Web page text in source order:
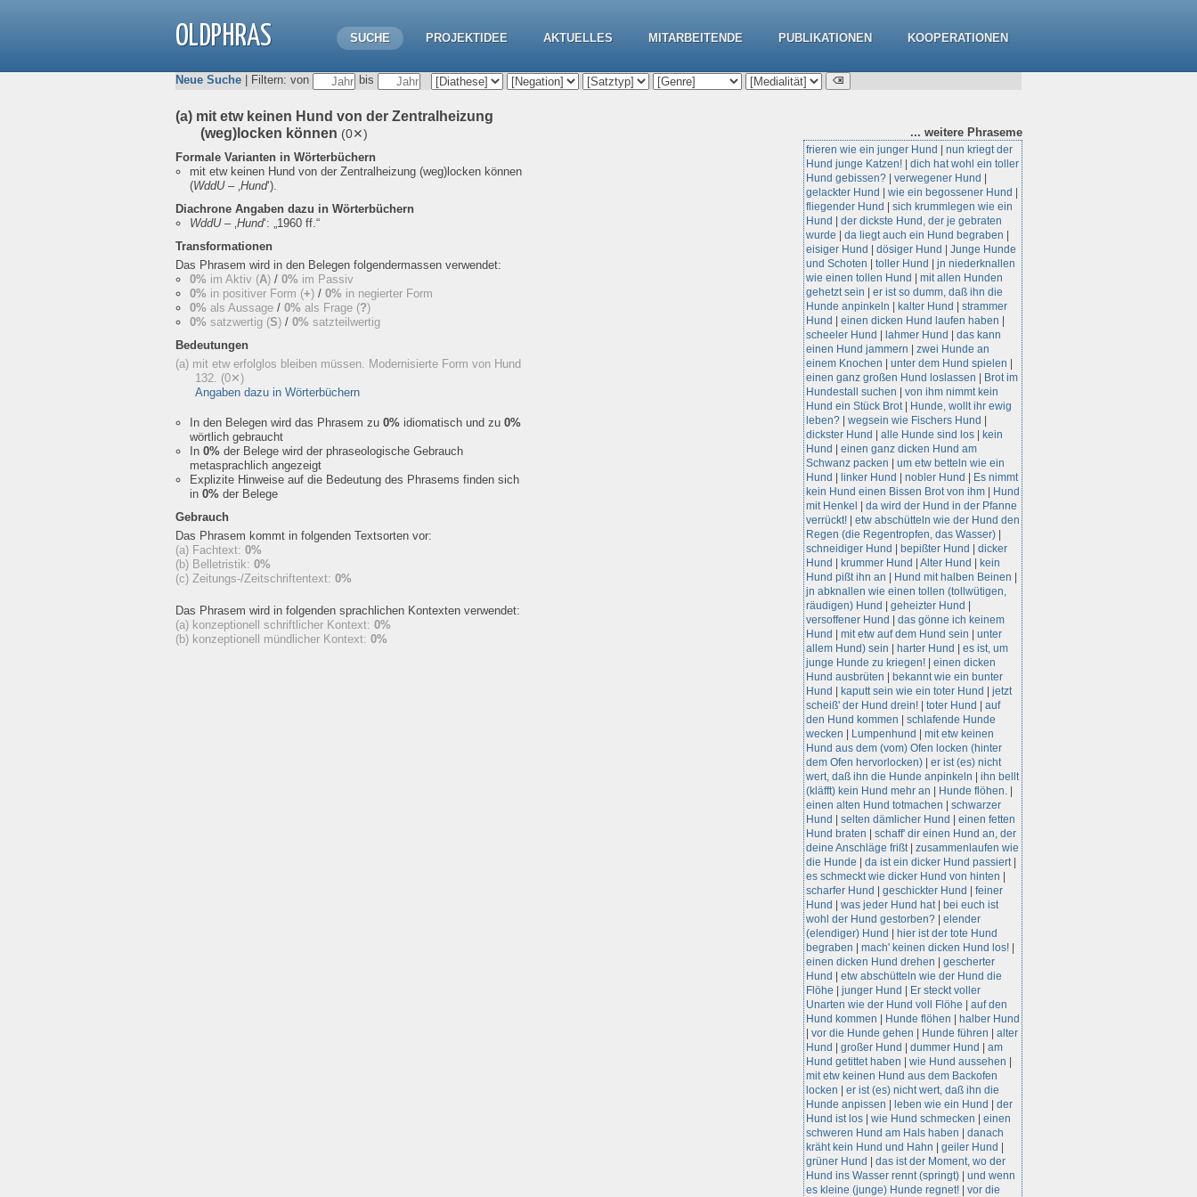
OLDPHRAS SUCHE PROJEKTIDEE AKTUELLES MITARBEITENDE PUBLIKATIONEN KOOPERATIONEN
Neue Suche | Filtern: von bis
(a) mit etw keinen Hund von der Zentralheizung
(weg)locken können (0✕)
Formale Varianten in Wörterbüchern
mit etw keinen Hund von der Zentralheizung (weg)locken können
(WddU– ‚Hund‘).
Diachrone Angaben dazu in Wörterbüchern
WddU– ‚Hund‘: „1960 ff.“
Transformationen
Das Phrasem wird in den Belegen folgendermassen verwendet:
0% im Aktiv (A) / 0% im Passiv
0% in positiver Form (+) / 0% in negierter Form
0% als Aussage / 0% als Frage (?)
0% satzwertig (S) / 0% satzteilwertig
Bedeutungen
(a) mit etw erfolglos bleiben müssen. Modernisierte Form von Hund
132. (0✕)
Angaben dazu in Wörterbüchern
In den Belegen wird das Phrasem zu 0% idiomatisch und zu 0%
wörtlich gebraucht
In 0% der Belege wird der phraseologische Gebrauch
metasprachlich angezeigt
Explizite Hinweise auf die Bedeutung des Phrasems finden sich
in 0% der Belege
Gebrauch
Das Phrasem kommt in folgenden Textsorten vor:
(a) Fachtext: 0%
(b) Belletristik: 0%
(c) Zeitungs-/Zeitschriftentext: 0%
Das Phrasem wird in folgenden sprachlichen Kontexten verwendet:
(a) konzeptionell schriftlicher Kontext: 0%
(b) konzeptionell mündlicher Kontext: 0%
... weitere Phraseme
frieren wie ein junger Hund
nun kriegt der
Hund junge Katzen!
dich hat wohl ein toller
Hund gebissen?
verwegener Hund
gelackter Hund
wie ein begossener Hund
fliegender Hund
sich krummlegen wie ein
Hund
der dickste Hund, der je gebraten
wurde
da liegt auch ein Hund begraben
eisiger Hund
dösiger Hund
Junge Hunde
und Schoten
toller Hund
jn niederknallen
wie einen tollen Hund
mit allen Hunden
gehetzt sein
er ist so dumm, daß ihn die
Hunde anpinkeln
kalter Hund
strammer
Hund
einen dicken Hund laufen haben
scheeler Hund
lahmer Hund
das kann
einen Hund jammern
zwei Hunde an
einem Knochen
unter dem Hund spielen
einen ganz großen Hund loslassen
Brot im
Hundestall suchen
von ihm nimmt kein
Hund ein Stück Brot|
Hunde, wollt ihr ewig
leben?
wegsein wie Fischers Hund
dickster Hund
alle Hunde sind los
kein
Hund
einen ganz dicken Hund am
Schwanz packen
um etw betteln wie ein
Hund
linker Hund nobler Hund
Es nimmt
kein Hund einen Bissen Brot von ihm
Hund
mit Henkel
da wird der Hund in der Pfanne
verrückt!
etw abschütteln wie der Hund den
Regen (die Regentropfen, das Wasser)
schneidiger Hund
bepißter Hund
dicker
Hund
krummer Hund Alter Hund
kein
Hund pißt ihn an
Hund mit halben Beinen
jn abknallen wie einen tollen (tollwütigen,
räudigen) Hund
geheizter Hund
versoffener Hund
das gönne ich keinem
Hund
mit etw auf dem Hund sein
unter
allem Hund) sein
harter Hund
es ist, um
junge Hunde zu kriegen!
einen dicken
Hund ausbrüten
bekannt wie ein bunter
Hund
kaputt sein wie ein toter Hund
jetzt
scheiß' der Hund drein!
toter Hund
auf
den Hund kommen
schlafende Hunde
wecken
Lumpenhund
mit etw keinen
Hund aus dem (vom) Ofen locken (hinter
dem Ofen hervorlocken)
er ist (es) nicht
wert, daß ihn die Hunde anpinkeln
ihn bellt
(kläfft) kein Hund mehr an
Hunde flöhen.
einen alten Hund totmachen
schwarzer
Hund
selten dämlicher Hund
einen fetten
Hund braten
schaff' dir einen Hund an, der
deine Anschläge frißt| zusammenlaufen wie
die Hunde
da ist ein dicker Hund passiert|
es schmeckt wie dicker Hund von hinten
scharfer Hund
geschickter Hund
feiner
Hund
was jeder Hund hat| bei euch ist
wohl der Hund gestorben?
elender
(elendiger) Hund
hier ist der tote Hund
begraben
mach' keinen dicken Hund los!
einen dicken Hund drehen
gescherter
Hund
etw abschütteln wie der Hund die
Flöhe
junger Hund
Er steckt voller
Unarten wie der Hund voll Flöhe
auf den
Hund kommen
Hunde flöhen
halber Hund
vor die Hunde gehen Hunde führen
alter
Hund
großer Hund dummer Hund
am
Hund getittet haben
wie Hund aussehen
mit etw keinen Hund aus dem Backofen
locken
er ist (es) nicht wert, daß ihn die
Hunde anpissen
leben wie ein Hund
der
Hund ist los
wie Hund schmecken
einen
schweren Hund am Hals haben
danach
kräht kein Hund und Hahn
geiler Hund
grüner Hund
das ist der Moment, wo der
Hund ins Wasser rennt (springt)
und wenn
es kleine (junge) Hunde regnet!
vor die